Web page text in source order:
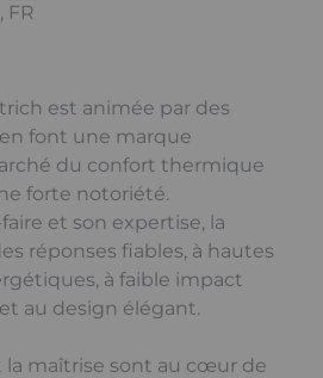
FR
est animée par des
font une marque
du confort thermique
forte notoriété.
et son expertise, la
réponses fiables, à hautes
à faible impact
au design élégant.
la maîtrise sont au cœur de